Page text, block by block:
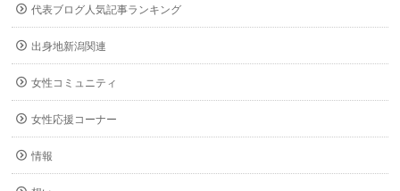
代表ブログ人気記事ランキング
出身地新潟関連
女性コミュニティ
女性応援コーナー
情報